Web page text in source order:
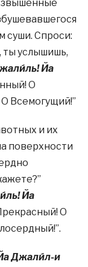
суши. Спроси:
ты услышишь,
Йа
О
Всемогущий!”
и их
поверхности
Йа
О
Джали́л-и